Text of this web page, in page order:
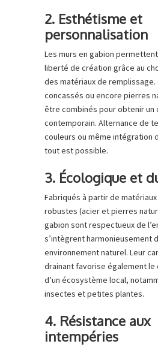
2. Esthétisme et
personnalisation
Les murs en gabion
liberté de création grâce au
des matériaux de
concassés ou encore pierres
être combinés pour obtenir un
contemporain. Alternance de
couleurs ou même intégration
tout est possible.
3. Écologique et
Fabriqués à partir de
robustes (acier et pierres
gabion sont respectueux de
s’intègrent harmonieusement
environnement naturel. Leur
drainant favorise également
d’un écosystème local,
insectes et petites plantes.
4. Résistance aux
intempéries